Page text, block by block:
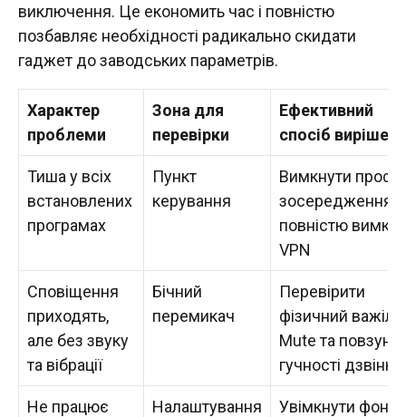
виключення. Це економить час і повністю
позбавляє необхідності радикально скидати
гаджет до заводських параметрів.
Характер
проблеми
Зона для
перевірки
Ефективний
спосіб
Тиша у всіх
встановлених
програмах
Пункт
керування
Вимкнути
зосередження,
повністю
VPN
Сповіщення
приходять,
але без звуку
та вібрації
Бічний
перемикач
Перевірити
фізичний важіль
Mute та
гучності дзвінка
Не працює
Налаштування
Увімкнути